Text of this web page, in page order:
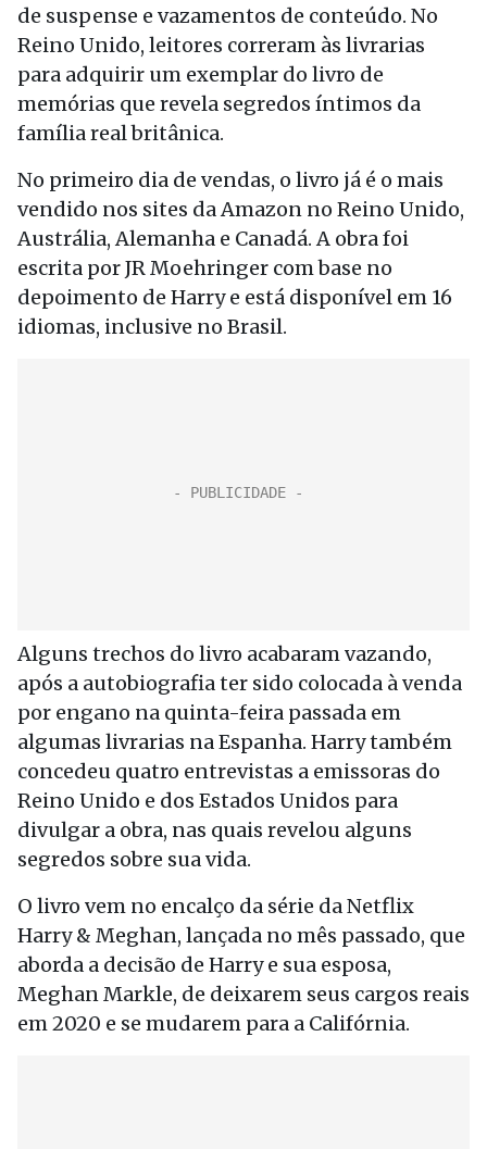
de suspense e vazamentos de conteúdo. No
Reino Unido, leitores correram às livrarias
para adquirir um exemplar do livro de
memórias que revela segredos íntimos da
família real britânica.
No primeiro dia de vendas, o livro já é o mais
vendido nos sites da Amazon no Reino Unido,
Austrália, Alemanha e Canadá. A obra foi
escrita por JR Moehringer com base no
depoimento de Harry e está disponível em 16
idiomas, inclusive no Brasil.
Alguns trechos do livro acabaram vazando,
após a autobiografia ter sido colocada à venda
por engano na quinta-feira passada em
algumas livrarias na Espanha. Harry também
concedeu quatro entrevistas a emissoras do
Reino Unido e dos Estados Unidos para
divulgar a obra, nas quais revelou alguns
segredos sobre sua vida.
O livro vem no encalço da série da Netflix
Harry & Meghan, lançada no mês passado, que
aborda a decisão de Harry e sua esposa,
Meghan Markle, de deixarem seus cargos reais
em 2020 e se mudarem para a Califórnia.